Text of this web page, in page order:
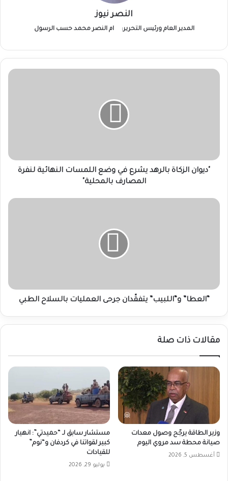
النصر نيوز
المدير العام ورئيس التحرير: ام النصر محمد حسب الرسول
"​
النهائية
لنفرة"​ديوان الزكاة بالرهد يشرع في وضع اللمسات النهائية لنفرة
المصارف بالمحلية"
“العطا”
“العطا” و“اللبيب” يتفقّدان جرحى العمليات بالسلاح الطبي
مقالات ذات صلة
وزير الطاقة يرجّح وصول معدات
صيانة محطة سد مروي اليوم
أغسطس 5, 2026
مستشار سابق لـ “حميدتي”: انهيار
كبير لقواتنا في كردفان و“نوم”
للقيادات
يوليو 29, 2026